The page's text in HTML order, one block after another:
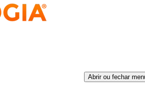
Abrir ou fechar